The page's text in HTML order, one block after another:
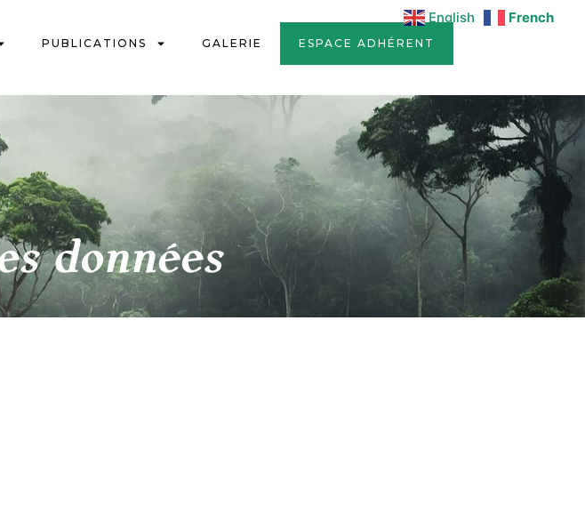
PUBLICATIONS GALERIE ESPACE ADHÉRENT
données
English French